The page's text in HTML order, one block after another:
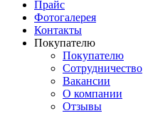
Прайс
Фотогалерея
Контакты
Покупателю
Покупателю
Сотрудничество
Вакансии
О компании
Отзывы